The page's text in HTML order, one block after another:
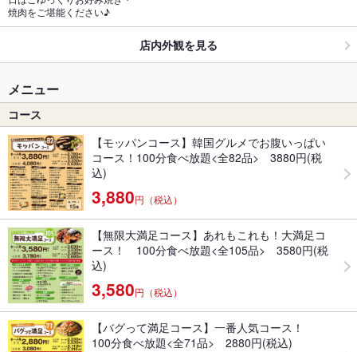
焼肉をご堪能ください♪
店内外観を見る
メニュー
コース
【モッパンコース】韓国グルメでお腹いっぱい
コース！100分食べ放題<全82品> 3880円(税
込)
3,880円（税込）
【無限大満足コース】あれもこれも！大満足コ
ース！ 100分食べ放題<全105品> 3580円(税
込)
3,580円（税込）
【バグって満足コース】一番人気コース！
100分食べ放題<全71品> 2880円(税込)